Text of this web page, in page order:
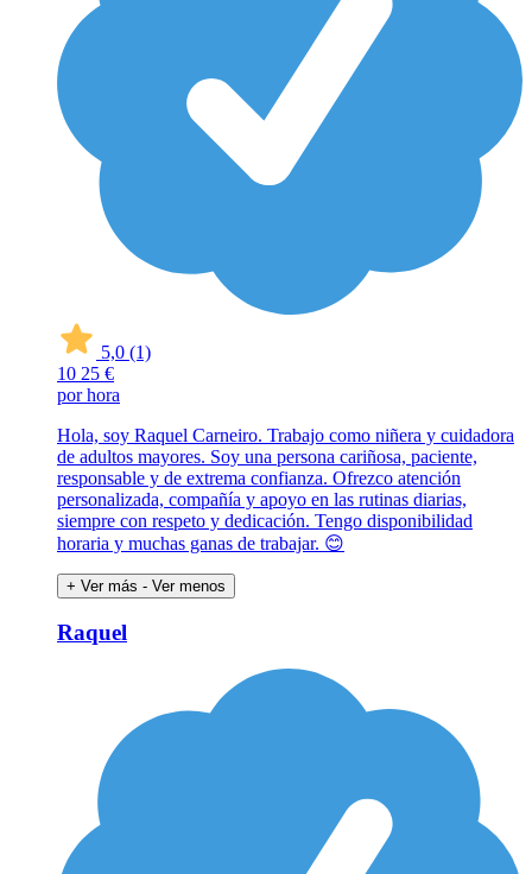
5,0 (1)
10 25 €
por hora
Hola, soy Raquel Carneiro. Trabajo como niñera y cuidadora
de adultos mayores. Soy una persona cariñosa, paciente,
responsable y de extrema confianza. Ofrezco atención
personalizada, compañía y apoyo en las rutinas diarias,
siempre con respeto y dedicación. Tengo disponibilidad
horaria y muchas ganas de trabajar. 😊
+ Ver más - Ver menos
Raquel